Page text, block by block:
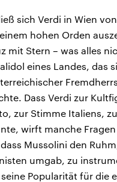
sich Verdi in Wien
hohen Orden
mit Stern – was alles
eines Landes, das
Dass Verdi zur
zur Stimme Italiens,
wirft manche
Mussolini den
umgab, zu
Popularität für die